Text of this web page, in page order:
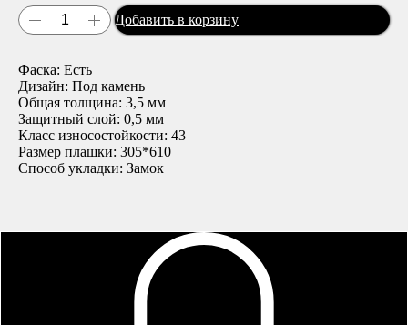
Добавить в корзину
Фаска: Есть
Дизайн: Под камень
Общая толщина: 3,5 мм
Защитный слой: 0,5 мм
Класс износостойкости: 43
Размер плашки: 305*610
Способ укладки: Замок